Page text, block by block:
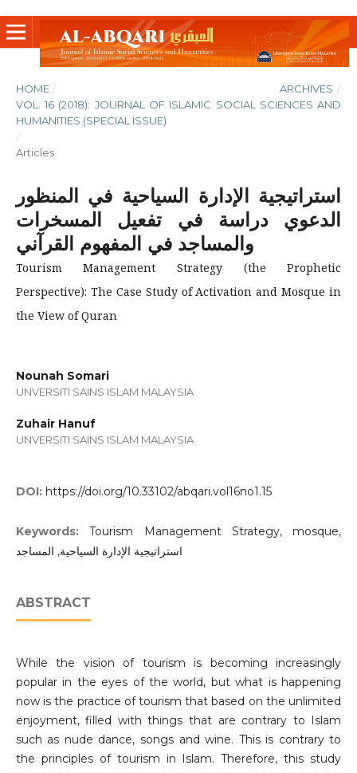
HOME / ARCHIVES /
VOL. 16 (2018): JOURNAL OF ISLAMIC SOCIAL SCIENCES AND
HUMANITIES (SPECIAL ISSUE)
/
Articles
استراتيجية الإدارة السياحية في المنظور
الدعوي دراسة في تفعيل المسخرات
والمساجد في المفهوم القرآني
Tourism Management Strategy (the Prophetic
Perspective): The Case Study of Activation and Mosque in
the View of Quran
Nounah Somari
UNVERSITI SAINS ISLAM MALAYSIA
Zuhair Hanuf
UNVERSITI SAINS ISLAM MALAYSIA
DOI: https://doi.org/10.33102/abqari.vol16no1.15
Keywords:Tourism Management Strategy, mosque,
استراتيجية الإدارة السياحية, المساجد
ABSTRACT
While the vision of tourism is becoming increasingly
popular in the eyes of the world, but what is happening
now is the practice of tourism that based on the unlimited
enjoyment, filled with things that are contrary to Islam
such as nude dance, songs and wine. This is contrary to
the principles of tourism in Islam. Therefore, this study